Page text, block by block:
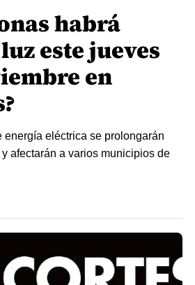
habrá
este jueves
en
energía eléctrica se prolongarán
afectarán a varios municipios de